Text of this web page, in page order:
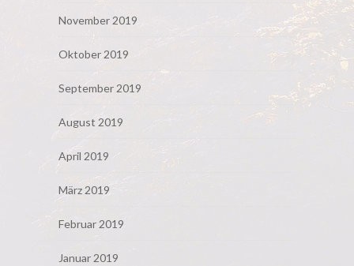
November 2019
Oktober 2019
September 2019
August 2019
April 2019
März 2019
Februar 2019
Januar 2019